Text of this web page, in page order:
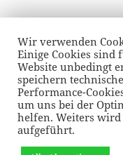
Beitragsnavigation
VORHERIGER
Vorheriger
Beitrag:
Ein magischer
NÄCHSTER
Nächster
Beitrag:
Janinas
Wir verwenden
Einige Cookies
Website unbedingt
speichern
Performance-
um uns bei der
helfen. Weiters
aufgeführt.